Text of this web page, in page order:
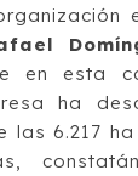
en esta
ha
las 6.217